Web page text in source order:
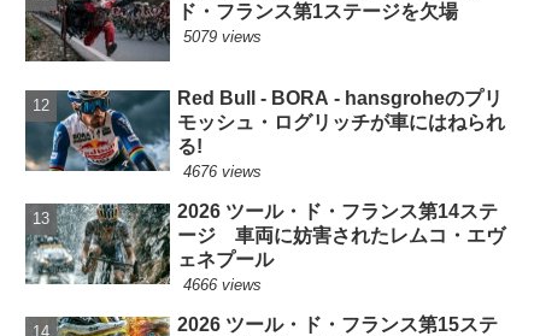
ド・フランス第1ステージを欠場
5079 views
Red Bull - BORA - hansgroheのプリ
モッシュ・ログリッチが車にはねられ
る!
4676 views
2026 ツール・ド・フランス第14ステ
ージ 車両に妨害されたレムコ・エヴ
ェネプール
4666 views
2026 ツール・ド・フランス第15ステ